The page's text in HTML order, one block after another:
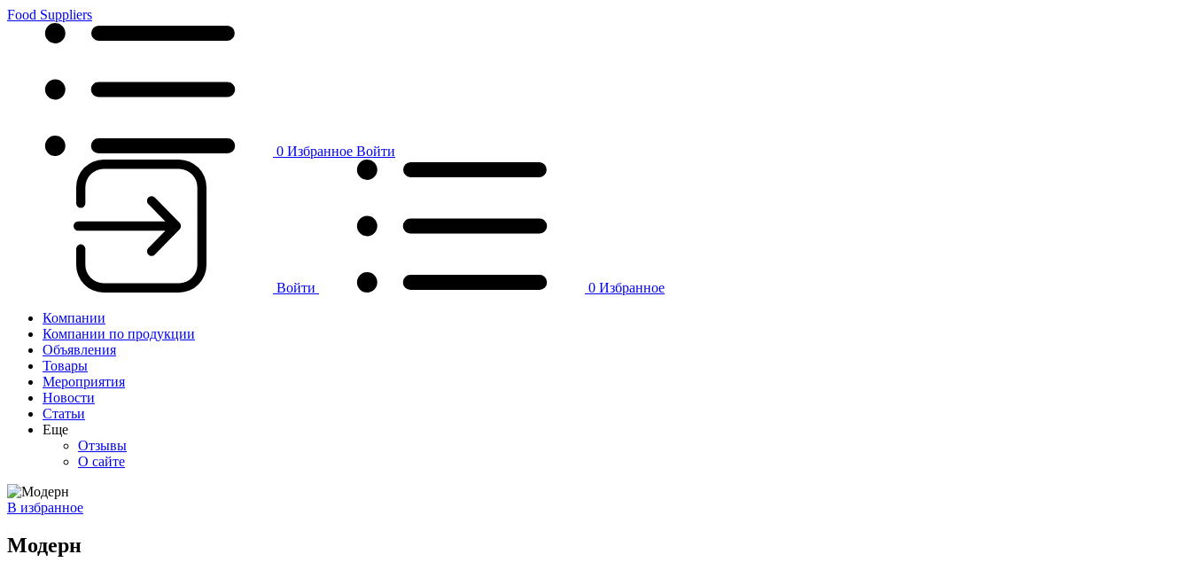
Food Suppliers
0 Избранное Войти
Войти 0 Избранное
Компании
Компании по продукции
Объявления
Товары
Мероприятия
Новости
Статьи
Еще
Отзывы
О сайте
В избранное
Модерн